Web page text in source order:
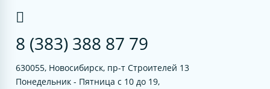
8 (383) 388 87 79
630055, Новосибирск, пр-т Строителей 13
Понедельник - Пятница с 10 до 19,